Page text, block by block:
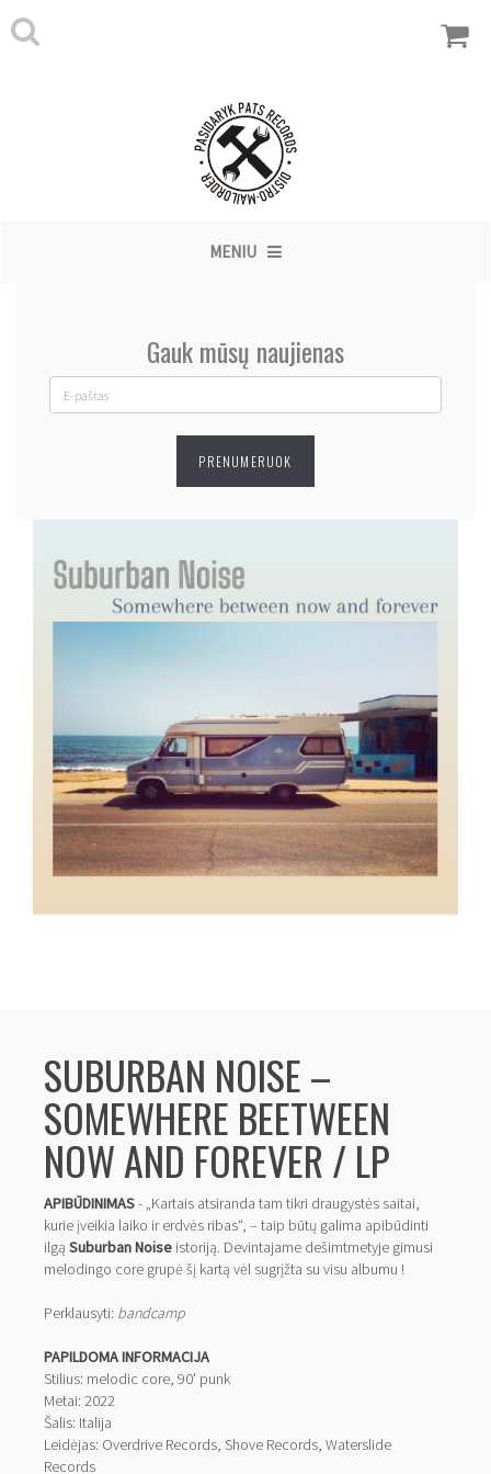
MENIU
Gauk mūsų naujienas
SUBURBAN NOISE ‎–
SOMEWHERE BEETWEEN
NOW AND FOREVER / LP
APIBŪDINIMAS- „Kartais atsiranda tam tikri draugystės saitai,
kurie įveikia laiko ir erdvės ribas“, – taip būtų galima apibūdinti
ilgą Suburban Noise istoriją. Devintajame dešimtmetyje gimusi
melodingo core grupė šį kartą vėl sugrįžta su visu albumu !
Perklausyti: bandcamp
PAPILDOMA INFORMACIJA
Stilius: melodic core, 90' punk
Metai: 2022
Šalis: Italija
Leidėjas: Overdrive Records, Shove Records, Waterslide
Records